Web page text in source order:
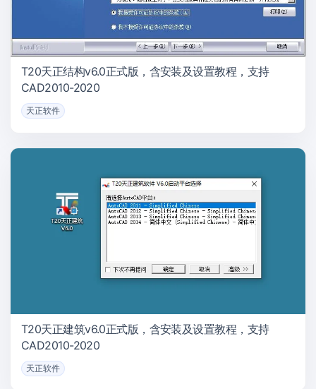
T20天正结构v6.0正式版，含安装及设置教程，支持
CAD2010-2020
天正软件
T20天正建筑v6.0正式版，含安装及设置教程，支持
CAD2010-2020
天正软件